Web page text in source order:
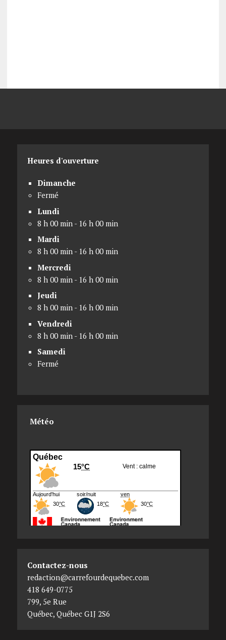
Heures d'ouverture
Dimanche
Fermé
Lundi
8 h 00 min - 16 h 00 min
Mardi
8 h 00 min - 16 h 00 min
Mercredi
8 h 00 min - 16 h 00 min
Jeudi
8 h 00 min - 16 h 00 min
Vendredi
8 h 00 min - 16 h 00 min
Samedi
Fermé
Météo
Contactez-nous
redaction@carrefourdequebec.com
418 649-0775
799, 5e Rue
Québec, Québec G1J 2S6